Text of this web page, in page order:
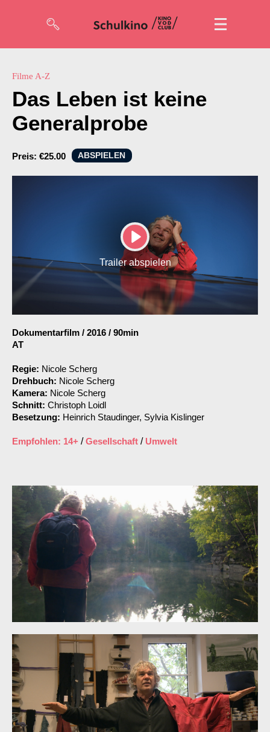
Code eingeben
Account
Filme A-Z
Das Leben ist keine
Generalprobe
Preis: €25.00 ABSPIELEN
PLAY
Trailer abspielen
Dokumentarfilm / 2016 / 90min
AT
Regie: Nicole Scherg
Drehbuch: Nicole Scherg
Kamera: Nicole Scherg
Schnitt: Christoph Loidl
Besetzung: Heinrich Staudinger, Sylvia Kislinger
Empfohlen: 14+ /Gesellschaft / Umwelt